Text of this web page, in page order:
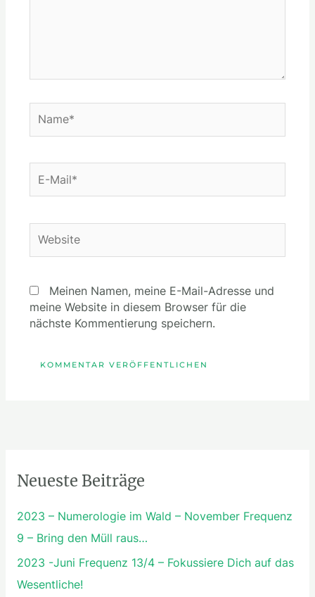
Mail*
Meinen Namen, meine E-Mail-Adresse und
meine Website in diesem Browser für die
nächste Kommentierung speichern.
Neueste Beiträge
2023 – Numerologie im Wald – November Frequenz
9 – Bring den Müll raus…
2023 -Juni Frequenz 13/4 – Fokussiere Dich auf das
Wesentliche!